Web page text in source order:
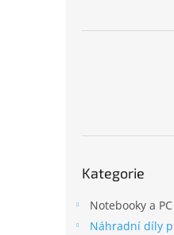
kategorie
Kategorie
Notebooky a PC
Náhradní díly